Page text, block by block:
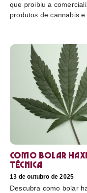
que proibiu a
produtos de cannabis
Como bolar
técnica
13 de outubro de 2025
Descubra como bolar